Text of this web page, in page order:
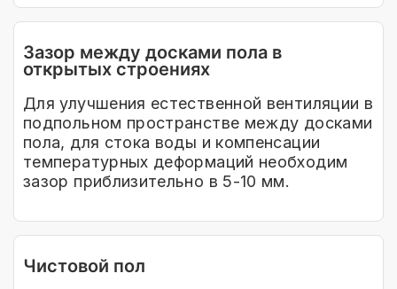
Зазор между досками пола в
открытых строениях
Для улучшения естественной вентиляции в
подпольном пространстве между досками
пола, для стока воды и компенсации
температурных деформаций необходим
зазор приблизительно в 5-10 мм.
Чистовой пол